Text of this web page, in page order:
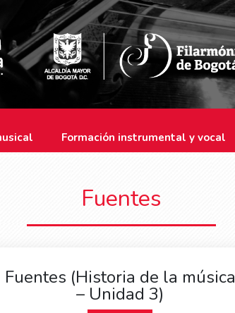
Formación instrumental y vocal
Fuentes
Fuentes (Historia de la música
– Unidad 3)